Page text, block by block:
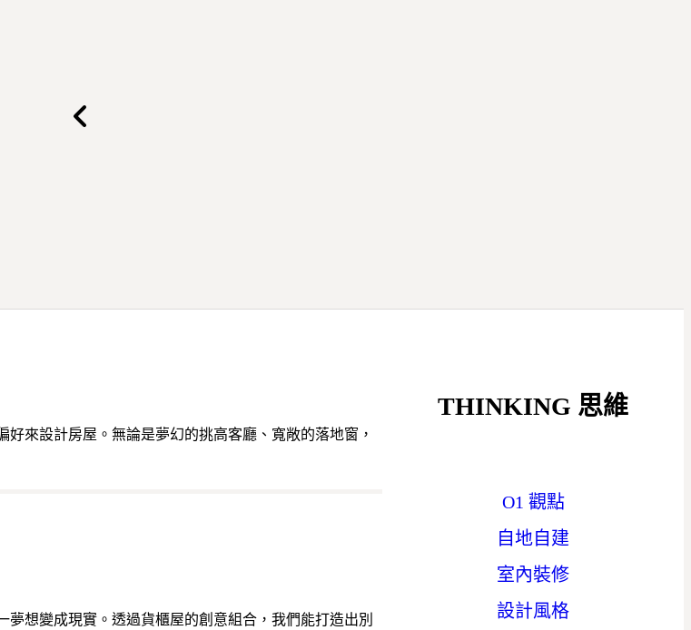
來設計房屋。無論是夢幻的挑高客廳、寬敞的落地窗，
想變成現實。透過貨櫃屋的創意組合，我們能打造出別
THINKING 思維
O1 觀點
自地自建
室內裝修
設計風格